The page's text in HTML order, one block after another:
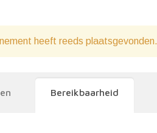
heeft reeds plaatsgevonden.
Bereikbaarheid